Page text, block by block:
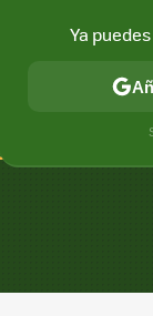
CONECTIVIDAD
Ya